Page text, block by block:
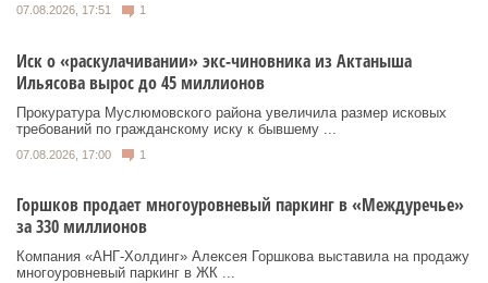
07.08.2026, 17:51 1
Иск о «раскулачивании» экс-чиновника из Актаныша
Ильясова вырос до 45 миллионов
Прокуратура Муслюмовского района увеличила размер исковых
требований по гражданскому иску к бывшему ...
07.08.2026, 17:00 1
Горшков продает многоуровневый паркинг в «Междуречье»
за 330 миллионов
Компания «АНГ-Холдинг» Алексея Горшкова выставила на продажу
многоуровневый паркинг в ЖК ...